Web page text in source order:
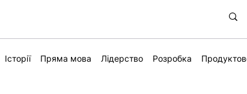
Історії Пряма мова Лідерство Розробка